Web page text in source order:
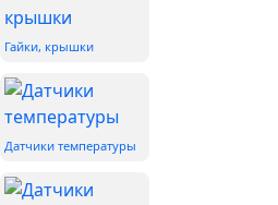
Гайки, крышки
Датчики температуры